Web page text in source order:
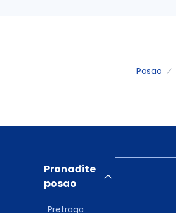
Posao
Pronađite
posao
Pretraga